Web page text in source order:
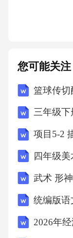
多种情感，
自信心：鼓
养幼儿诚实、
六、家长参
家长会、家长
导家长在家庭
活活动目标，
总结2026年
在促进幼儿全
安排活动，激
您可能关注
统编版